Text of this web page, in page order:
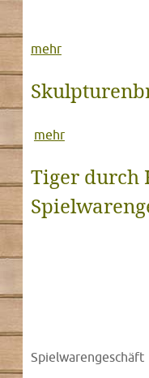
mehr
mehr
Tiger durch
Spielwarengeschäft